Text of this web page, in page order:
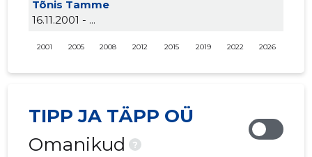
Tõnis Tamme
16.11.2001 - ...
2001 2005 2008 2012 2015 2019 2022 2026
TIPP JA TÄPP OÜ
Omanikud
?